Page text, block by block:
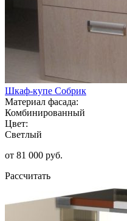
Шкаф-купе Собрик
Материал фасада:
Комбинированный
Цвет:
Светлый
от 81 000 руб.
Рассчитать